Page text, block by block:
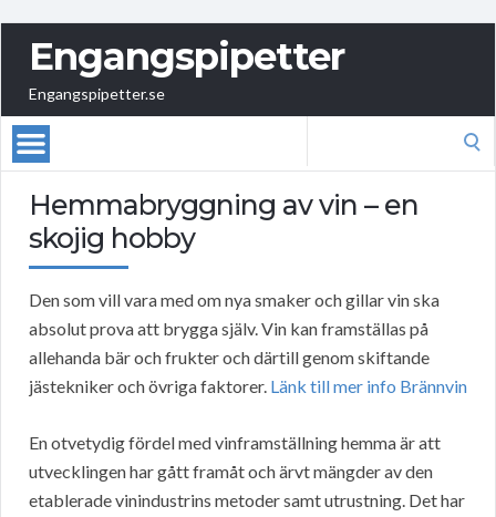
Engangspipetter
Engangspipetter.se
Hemmabryggning av vin – en
skojig hobby
Den som vill vara med om nya smaker och gillar vin ska
absolut prova att brygga själv. Vin kan framställas på
allehanda bär och frukter och därtill genom skiftande
jästekniker och övriga faktorer. Länk till mer info Brännvin
En otvetydig fördel med vinframställning hemma är att
utvecklingen har gått framåt och ärvt mängder av den
etablerade vinindustrins metoder samt utrustning. Det har